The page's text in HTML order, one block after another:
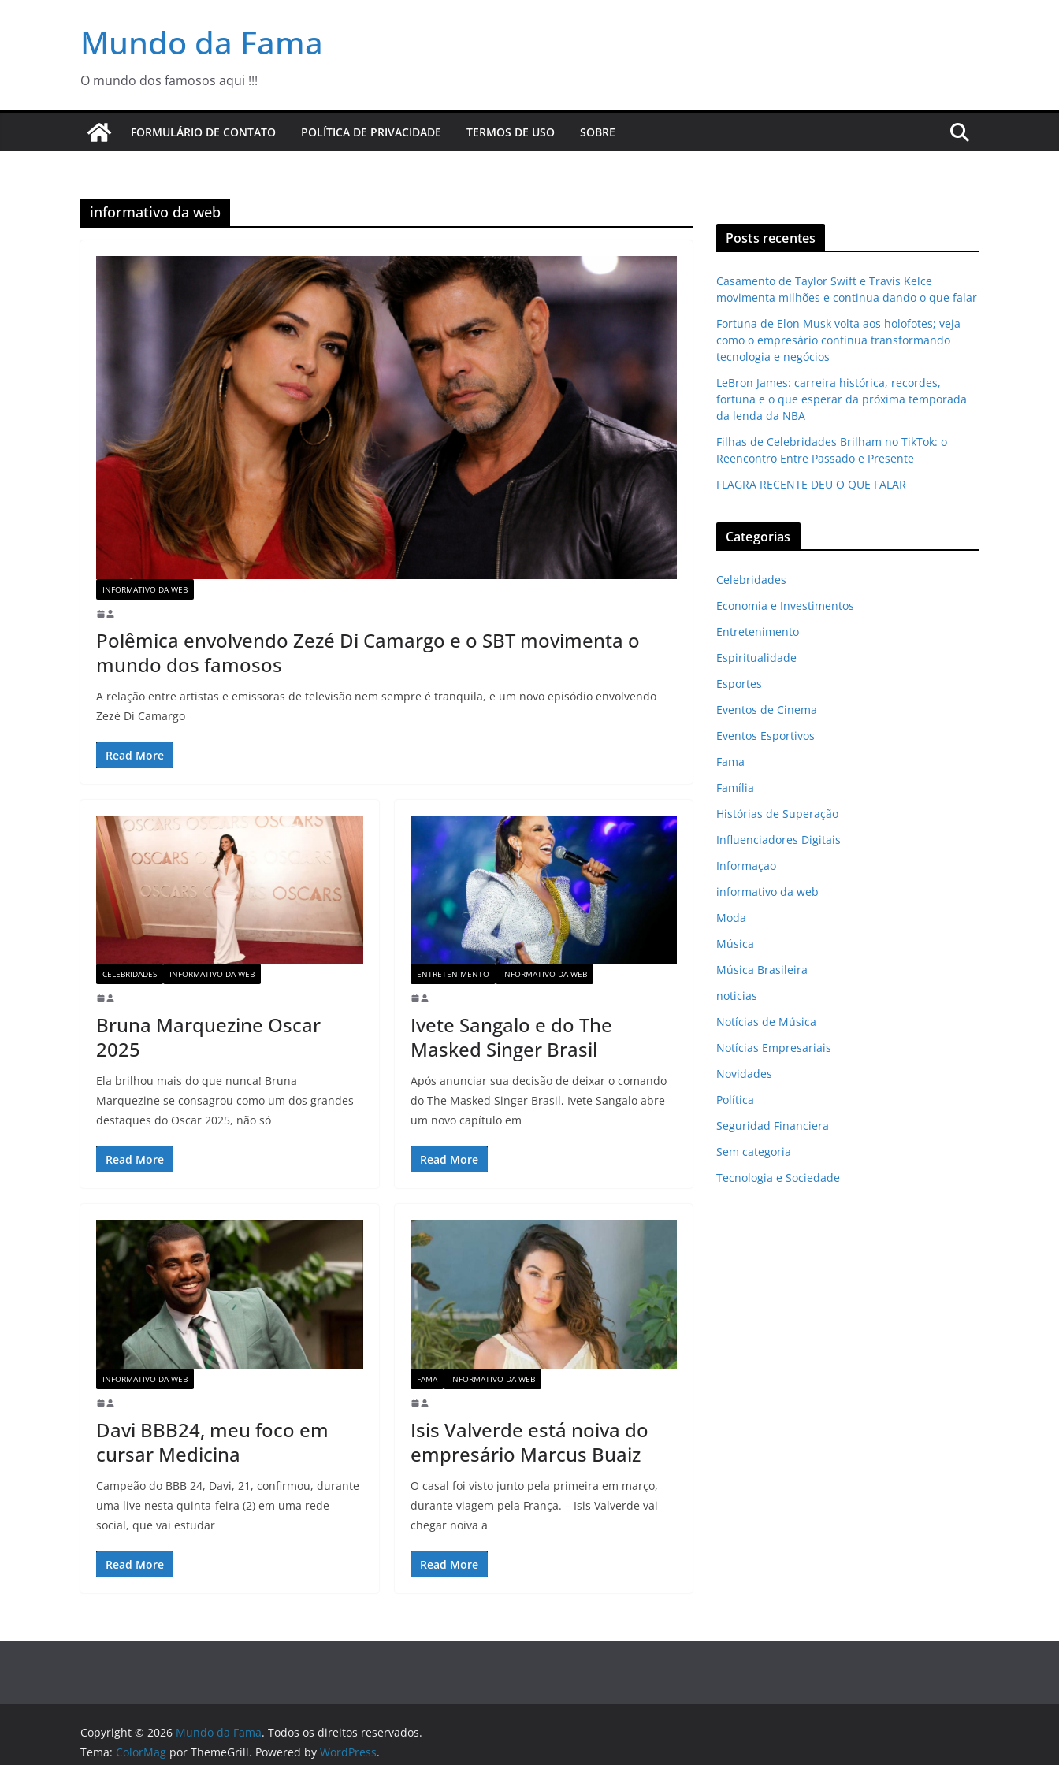
Mundo da Fama
O mundo dos famosos aqui !!!
FORMULÁRIO DE CONTATO POLÍTICA DE PRIVACIDADE TERMOS DE USO SOBRE
informativo da web
INFORMATIVO DA WEB
Polêmica envolvendo Zezé Di Camargo e o SBT movimenta o
mundo dos famosos
A relação entre artistas e emissoras de televisão nem sempre é tranquila, e um novo episódio envolvendo
Zezé Di Camargo
Read More
CELEBRIDADES INFORMATIVO DA WEB
Bruna Marquezine Oscar
2025
Ela brilhou mais do que nunca! Bruna
Marquezine se consagrou como um dos grandes
destaques do Oscar 2025, não só
Read More
ENTRETENIMENTO INFORMATIVO DA WEB
Ivete Sangalo e do The
Masked Singer Brasil
Após anunciar sua decisão de deixar o comando
do The Masked Singer Brasil, Ivete Sangalo abre
um novo capítulo em
Read More
INFORMATIVO DA WEB
Davi BBB24, meu foco em
cursar Medicina
Campeão do BBB 24, Davi, 21, confirmou, durante
uma live nesta quinta-feira (2) em uma rede
social, que vai estudar
Read More
FAMA INFORMATIVO DA WEB
Isis Valverde está noiva do
empresário Marcus Buaiz
O casal foi visto junto pela primeira em março,
durante viagem pela França. – Isis Valverde vai
chegar noiva a
Read More
Posts recentes
Casamento de Taylor Swift e Travis Kelce
movimenta milhões e continua dando o que falar
Fortuna de Elon Musk volta aos holofotes; veja
como o empresário continua transformando
tecnologia e negócios
LeBron James: carreira histórica, recordes,
fortuna e o que esperar da próxima temporada
da lenda da NBA
Filhas de Celebridades Brilham no TikTok: o
Reencontro Entre Passado e Presente
FLAGRA RECENTE DEU O QUE FALAR
Categorias
Celebridades
Economia e Investimentos
Entretenimento
Espiritualidade
Esportes
Eventos de Cinema
Eventos Esportivos
Fama
Família
Histórias de Superação
Influenciadores Digitais
Informaçao
informativo da web
Moda
Música
Música Brasileira
noticias
Notícias de Música
Notícias Empresariais
Novidades
Política
Seguridad Financiera
Sem categoria
Tecnologia e Sociedade
Copyright © 2026 Mundo da Fama. Todos os direitos reservados.
Tema: ColorMag por ThemeGrill. Powered by WordPress.